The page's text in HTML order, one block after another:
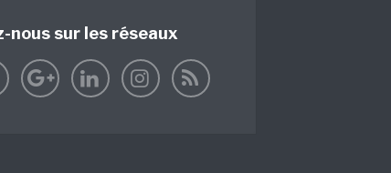
nous sur les réseaux